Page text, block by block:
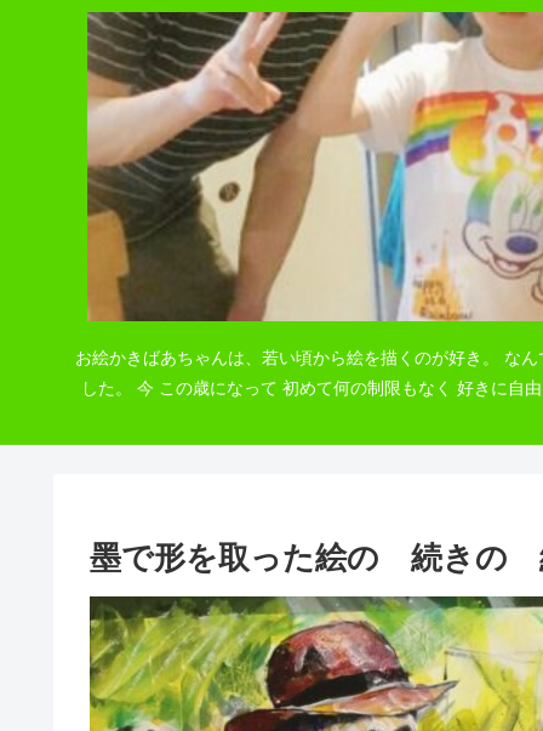
お絵かきばあちゃんは、若い頃から絵を描くのが好き。 な
した。 今 この歳になって 初めて何の制限もなく 好きに
墨で形を取った絵の 続きの